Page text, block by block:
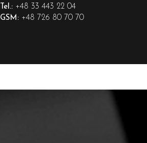
Tel.: +48 33 443 22 04
GSM: +48 726 80 70 70